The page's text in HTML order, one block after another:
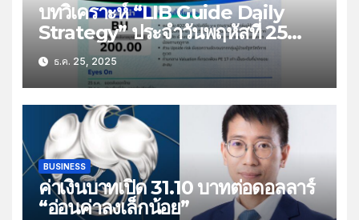
บทวิเคราะห์ “LIB Guide Daily
Strategy” ประจำวันพฤหัสที่ 25
ธันวาคม 2568 หัวข้อ “ติดตามยอด
ส่งออกไทย”
ธ.ค. 25, 2025
BUSINESS
ค่าเงินบาทเปิด 31.10 บาทต่อดอลลาร์
“อ่อนค่าลงเล็กน้อย”